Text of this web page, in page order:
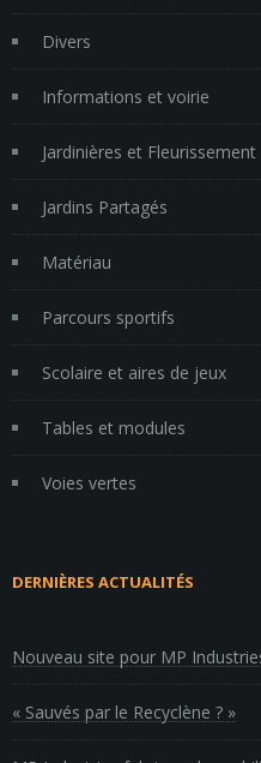
Divers
Informations et voirie
Jardinières et Fleurissement
Jardins Partagés
Matériau
Parcours sportifs
Scolaire et aires de jeux
Tables et modules
Voies vertes
DERNIÈRES ACTUALITÉS
Nouveau site pour MP
« Sauvés par le Recyclène ? »